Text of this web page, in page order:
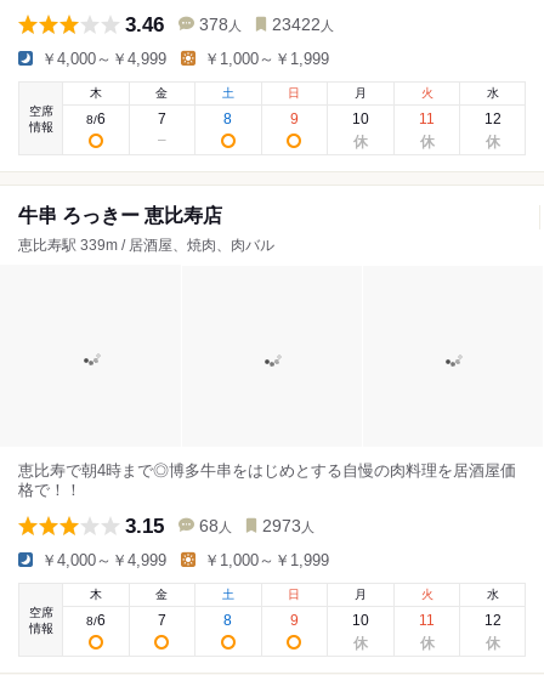
3.46 378 人 23422 人
￥4,000～￥4,999 ￥1,000～￥1,999
空席
情報
木
8/6
金
7
土
8
日
9
月
10
火
11
水
12
牛串 ろっきー 恵比寿店
恵比寿駅 339m / 居酒屋、焼肉、肉バル
恵比寿で朝4時まで◎博多牛串をはじめとする自慢の肉料理を居酒屋価
格で！！
3.15 68 人 2973 人
￥4,000～￥4,999 ￥1,000～￥1,999
空席
情報
木
8/6
金
7
土
8
日
9
月
10
火
11
水
12